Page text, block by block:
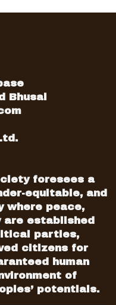
Bhusal
foresees a
equitable, and
where peace,
are established
parties,
citizens for
human
of
potentials.